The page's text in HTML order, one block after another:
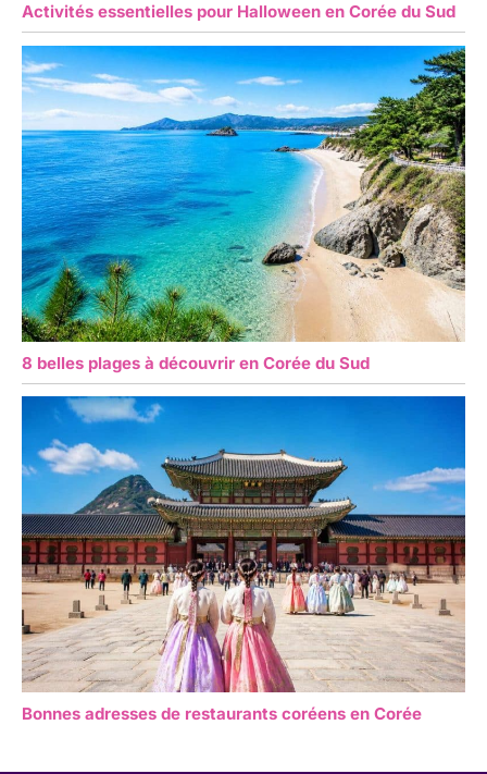
Activités essentielles pour Halloween en Corée du Sud
8 belles plages à découvrir en Corée du Sud
Bonnes adresses de restaurants coréens en Corée